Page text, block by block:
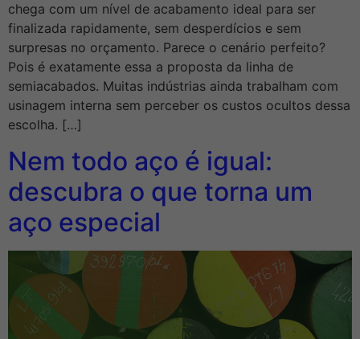
chega com um nível de acabamento ideal para ser
finalizada rapidamente, sem desperdícios e sem
surpresas no orçamento. Parece o cenário perfeito?
Pois é exatamente essa a proposta da linha de
semiacabados. Muitas indústrias ainda trabalham com
usinagem interna sem perceber os custos ocultos dessa
escolha. […]
Nem todo aço é igual:
descubra o que torna um
aço especial